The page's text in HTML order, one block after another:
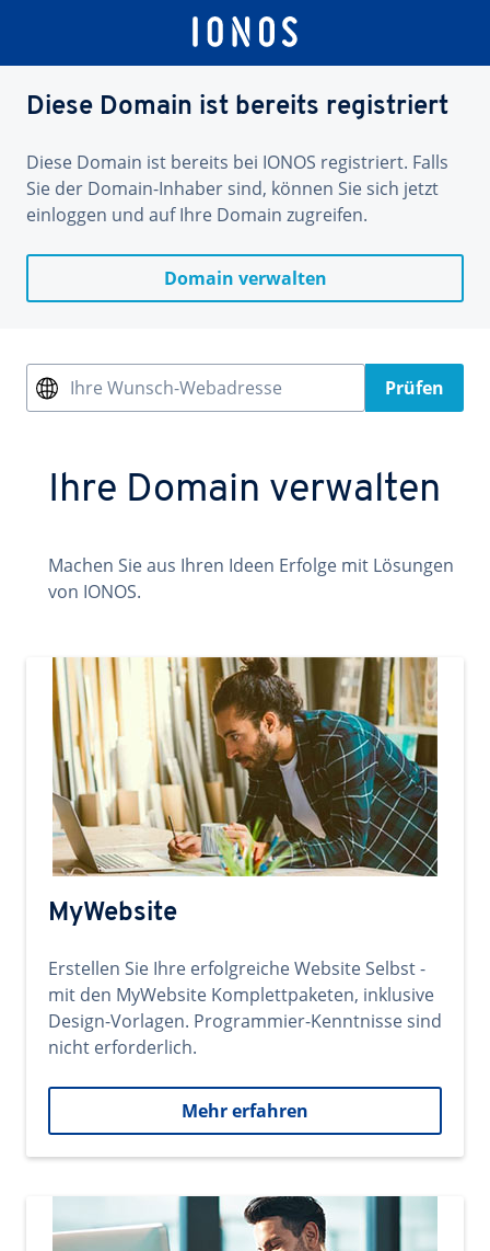
Diese Domain ist bereits registriert
Diese Domain ist bereits bei IONOS registriert. Falls
Sie der Domain-Inhaber sind, können Sie sich jetzt
einloggen und auf Ihre Domain zugreifen.
Domain verwalten
Ihre Wunsch-Webadresse Prüfen
Ihre Domain verwalten
Machen Sie aus Ihren Ideen Erfolge mit Lösungen
von IONOS.
MyWebsite
Erstellen Sie Ihre erfolgreiche Website Selbst -
mit den MyWebsite Komplettpaketen, inklusive
Design-Vorlagen. Programmier-Kenntnisse sind
nicht erforderlich.
Mehr erfahren